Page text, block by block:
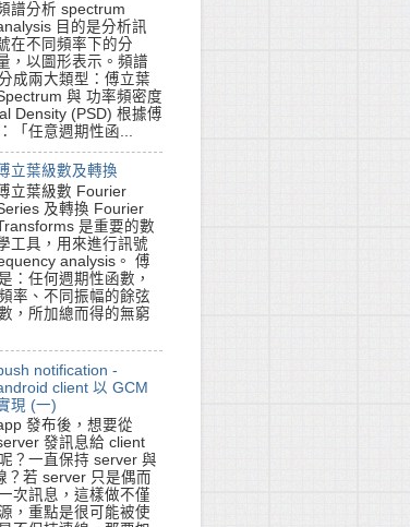
codebase="http://www.apple.com/qtactivex/
target="myself" type="video/
譜分析 spectrum
目的是分析訊
在不同頻率下的分
，以圖形表示。頻譜
成兩大類型：傅立葉
與 功率頻密度
Density (PSD) 根據傅
「任意週期性函...
立葉級數及轉換
立葉級數 Fourier
及轉換 Fourier
是重要的數
工具，用來進行訊號
analysis。 傅
：任何週期性函數，
率、不同振幅的餘弦
，所加總而得的無窮
notification -
client 以 GCM
現 (一)
發布後，想要從
發訊息給 client
？一直保持 server 與
？若 server 只是偶而
次訊息，這樣做不僅
，重點是很可能被使